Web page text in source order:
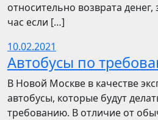
относительно возврата
час если […]
10.02.2021
Автобусы по
В Новой Москве в качестве
автобусы, которые будут
требованию. В отличие от